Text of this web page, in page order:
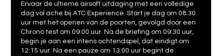
Ervaar de ultieme airsoft uitdaging met een volledige
dag vol actie bij ATC Experience. Start je dag om 08:30
uur met het openen van de poorten, gevolgd door een
Chrono test om 09:00 uur. Na de briefing om 09:30 uur,
begin je aan een intens ochtendspel, dat eindigt om
12:15 uur. Na een pauze om 13:00 uur begint de